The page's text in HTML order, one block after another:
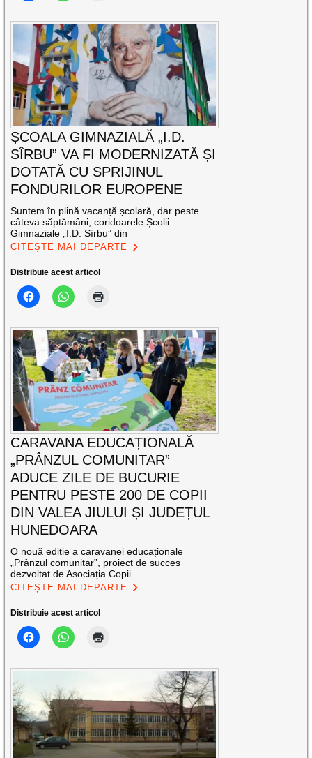
ȘCOALA GIMNAZIALĂ „I.D.
SÎRBU” VA FI MODERNIZATĂ ȘI
DOTATĂ CU SPRIJINUL
FONDURILOR EUROPENE
Suntem în plină vacanță școlară, dar peste
câteva săptămâni, coridoarele Școlii
Gimnaziale „I.D. Sîrbu” din
CITEȘTE MAI DEPARTE
Distribuie acest articol
CARAVANA EDUCAȚIONALĂ
„PRÂNZUL COMUNITAR”
ADUCE ZILE DE BUCURIE
PENTRU PESTE 200 DE COPII
DIN VALEA JIULUI ȘI JUDEȚUL
HUNEDOARA
O nouă ediție a caravanei educaționale
„Prânzul comunitar”, proiect de succes
dezvoltat de Asociația Copii
CITEȘTE MAI DEPARTE
Distribuie acest articol